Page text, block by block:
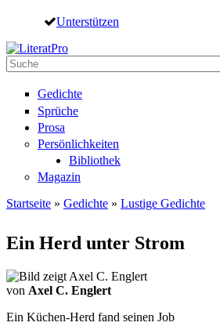
Direkt zum Inhalt
Unterstützen
Suche
Gedichte
Sprüche
Prosa
Persönlichkeiten
Bibliothek
Magazin
Startseite » Gedichte » Lustige Gedichte
Ein Herd unter Strom
von Axel C. Englert
Ein Küchen-Herd fand seinen Job